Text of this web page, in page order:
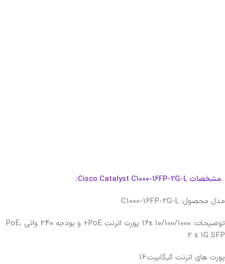
مشخصات Cisco Catalyst C1000-16FP-2G-L:
مدل محصول: C1000-16FP-2G-L
توضیحات: 16x 10/100/1000 پورت اترنت PoE+ و بودجه 240 واتی PoE،
2 x 1G SFP
پورت های اترنت گیگابیت:16